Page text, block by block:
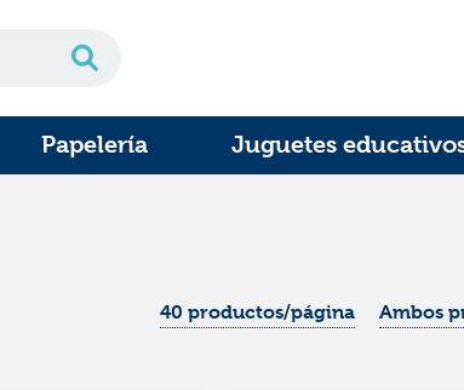
Papelería Juguetes
40 productos/página Ambos